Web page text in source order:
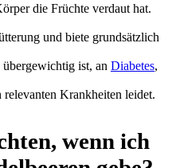
die Früchte verdaut hat.
und biete grundsätzlich
ist, an Diabetes,
relevanten Krankheiten leidet.
wenn ich